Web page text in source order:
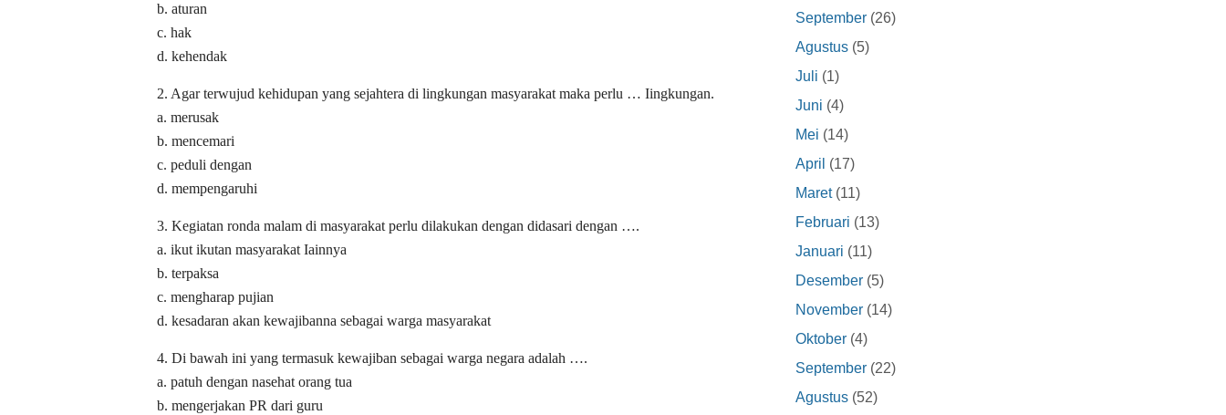
b. aturan
c. hak
d. kehendak
2. Agar terwujud kehidupan yang sejahtera di lingkungan masyarakat maka perlu … Iingkungan.
a. merusak
b. mencemari
c. peduli dengan
d. mempengaruhi
3. Kegiatan ronda malam di masyarakat perlu dilakukan dengan didasari dengan ….
a. ikut ikutan masyarakat Iainnya
b. terpaksa
c. mengharap pujian
d. kesadaran akan kewajibanna sebagai warga masyarakat
4. Di bawah ini yang termasuk kewajiban sebagai warga negara adalah ….
a. patuh dengan nasehat orang tua
b. mengerjakan PR dari guru
September (26)
Agustus (5)
Juli (1)
Juni (4)
Mei (14)
April (17)
Maret(11)
Februari (13)
Januari (11)
Desember (5)
November (14)
Oktober (4)
September (22)
Agustus (52)